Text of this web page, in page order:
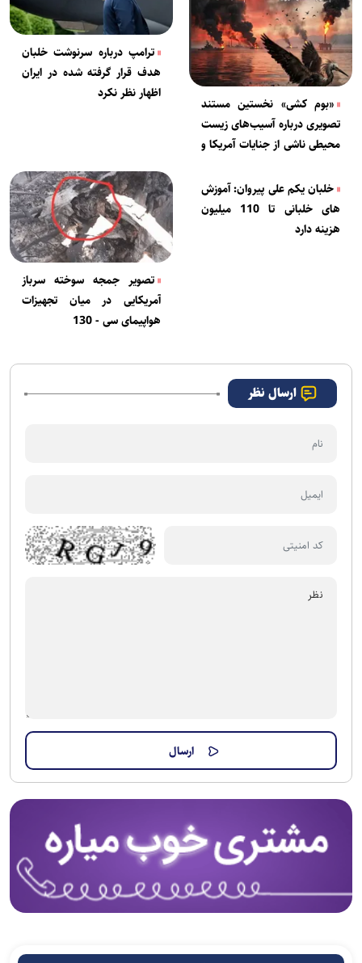
«بوم کشی» نخستین مستند
تصویری درباره آسیب‌های زیست
محیطی ناشی از جنایات آمریکا و
ترامپ درباره سرنوشت خلبان
هدف قرار گرفته شده در ایران
اظهار نظر نکرد
خلبان یکم علی پیروان: آموزش
های خلبانی تا 110 میلیون
هزینه دارد
تصویر جمجه سوخته سرباز
آمریکایی در میان تجهیزات
هواپیمای سی - 130
ارسال نظر